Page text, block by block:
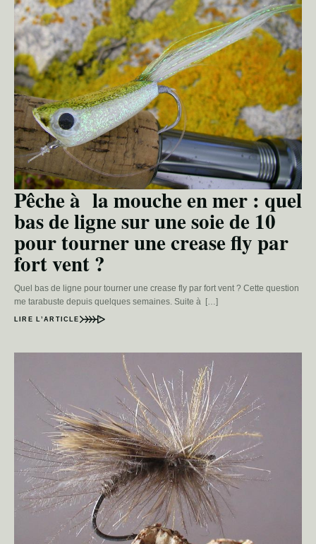
Pêche à la mouche en mer : quel
bas de ligne sur une soie de 10
pour tourner une crease fly par
fort vent ?
Quel bas de ligne pour tourner une crease fly par fort vent ? Cette question
me tarabuste depuis quelques semaines. Suite à […]
LIRE L’ARTICLE